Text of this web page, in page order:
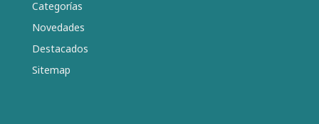
Categorías
Novedades
Destacados
Sitemap